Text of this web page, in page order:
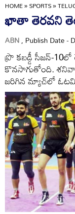
HOME»SPORTS»
ఖాతా తెరవని
ABN, Publish Date -
ప్రొ కబడ్డీ సీజన్‌-
కొనసాగుతోంది.
జరిగిన మ్యాచ్‌లో